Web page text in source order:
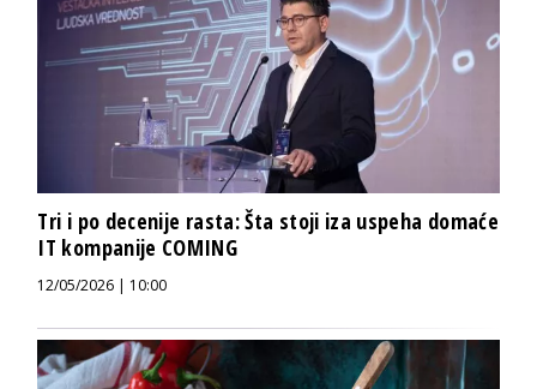
Tri i po decenije rasta: Šta stoji iza uspeha domaće
IT kompanije COMING
12/05/2026 | 10:00